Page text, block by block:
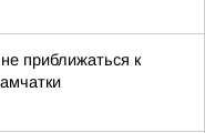
приближаться к